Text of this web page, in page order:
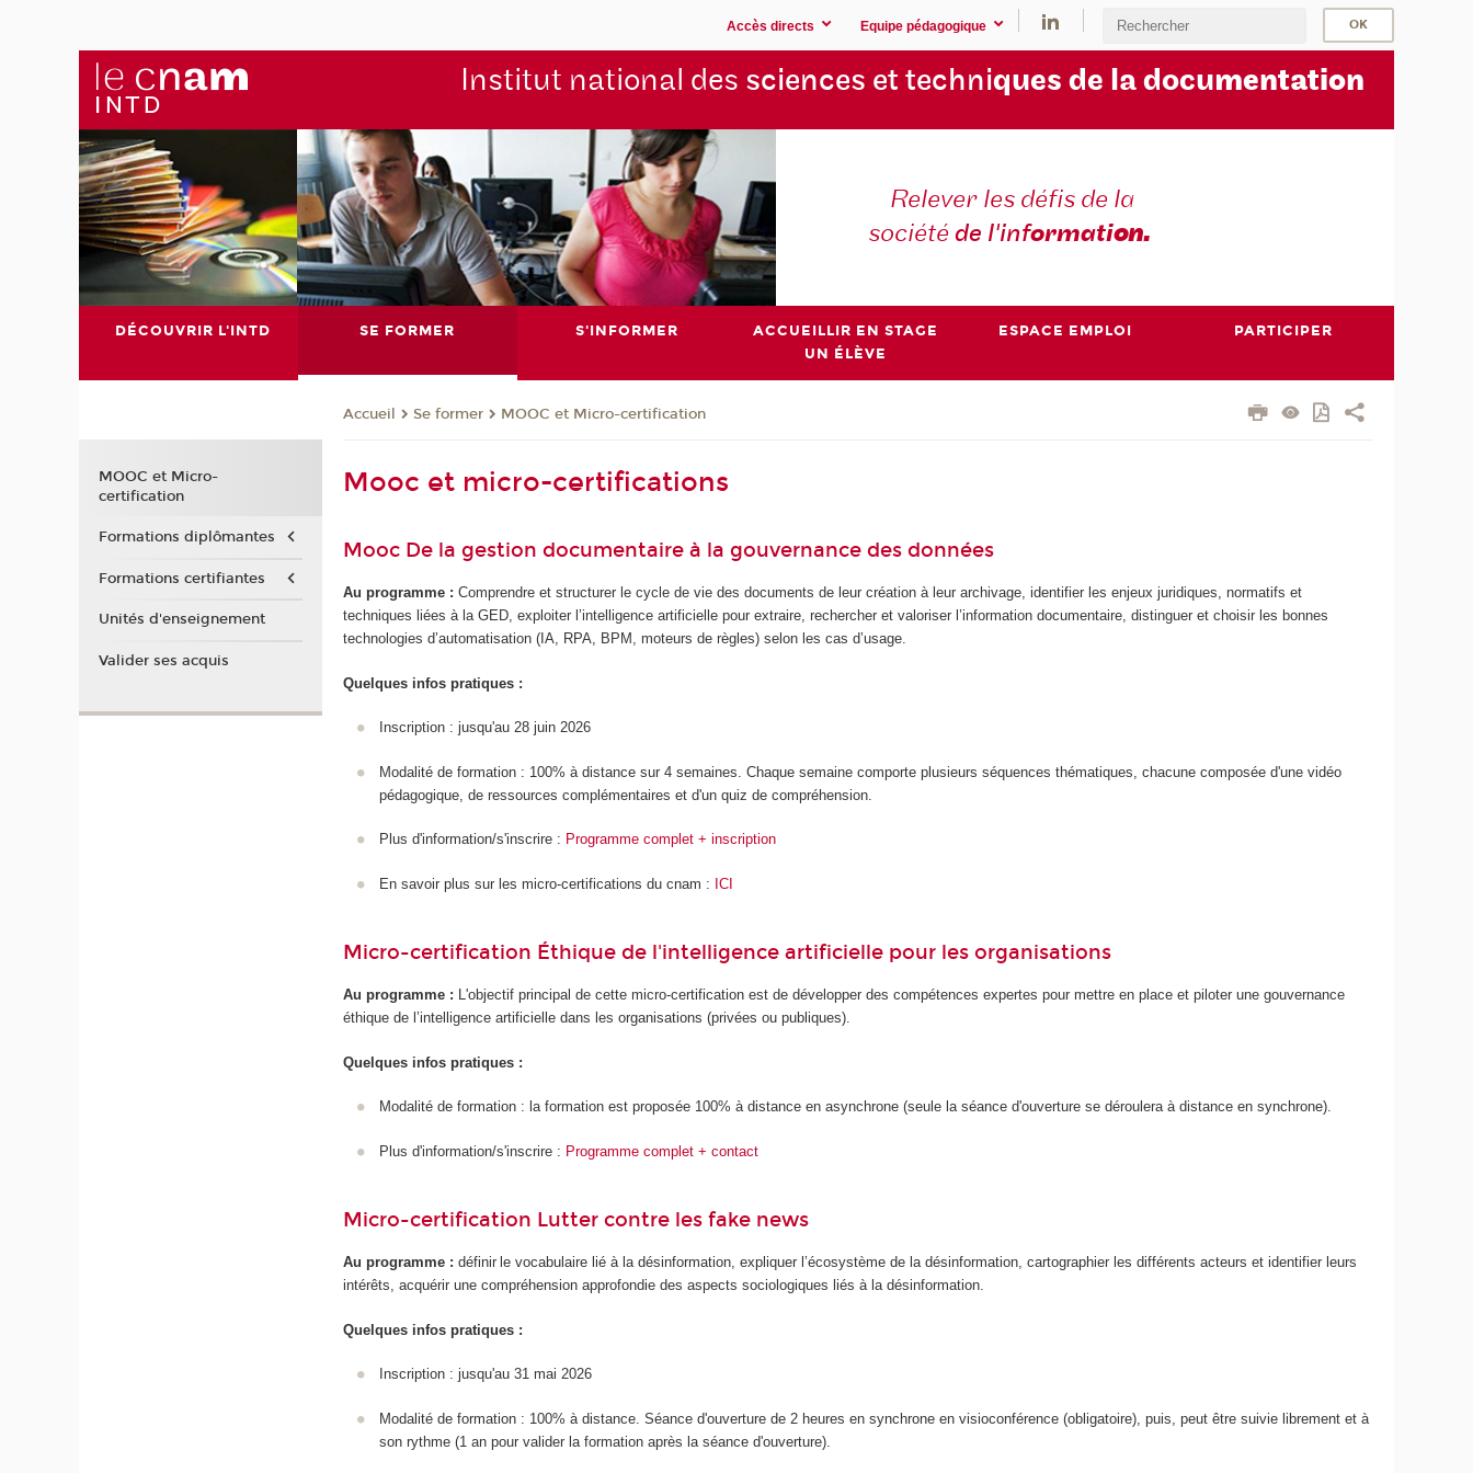
Accès directs Equipe pédagogique
Institut national des sciences et techniques de la documentation
Relever les défis de la
sociétéde l'information.
DÉCOUVRIR L'INTD SE FORMER S'INFORMER
ACCUEILLIR EN STAGE
UN ÉLÈVE
ESPACE EMPLOI PARTICIPER
Accueil Se former MOOC et Micro-certification
Mooc et micro-certifications
Mooc De la gestion documentaire à la gouvernance des données
Au programme :Comprendre et structurer le cycle de vie des documents de leur création à leur archivage, identifier les enjeux juridiques, normatifs et
techniques liées à la GED, exploiter l’intelligence artificielle pour extraire, rechercher et valoriser l’information documentaire, distinguer et choisir les bonnes
technologies d’automatisation (IA, RPA, BPM, moteurs de règles) selon les cas d’usage.
Quelques infos pratiques :
Inscription : jusqu'au 28 juin 2026
Modalité de formation : 100% à distance sur 4 semaines. Chaque semaine comporte plusieurs séquences thématiques, chacune composée d'une vidéo
pédagogique, de ressources complémentaires et d'un quiz de compréhension.
Plus d'information/s'inscrire : Programme complet + inscription
En savoir plus sur les micro-certifications du cnam : ICI
Micro-certification Éthique de l'intelligence artificielle pour les organisations
Au programme : L'objectif principal de cette micro-certification est de développer des compétences expertes pour mettre en place et piloter une gouvernance
éthique de l’intelligence artificielle dans les organisations (privées ou publiques).
Quelques infos pratiques :
Modalité de formation : la formation est proposée 100% à distance en asynchrone (seule la séance d'ouverture se déroulera à distance en synchrone).
Plus d'information/s'inscrire : Programme complet + contact
Micro-certification Lutter contre les fake news
Au programme :définir le vocabulaire lié à la désinformation, expliquer l’écosystème de la désinformation, cartographier les différents acteurs et identifier leurs
intérêts, acquérir une compréhension approfondie des aspects sociologiques liés à la désinformation.
Quelques infos pratiques :
Inscription : jusqu'au 31 mai 2026
Modalité de formation : 100% à distance. Séance d'ouverture de 2 heures en synchrone en visioconférence (obligatoire), puis, peut être suivie librement et à
son rythme (1 an pour valider la formation après la séance d'ouverture).
MOOC et Micro-
certification
Formations diplômantes
Formations certifiantes
Unités d'enseignement
Valider ses acquis